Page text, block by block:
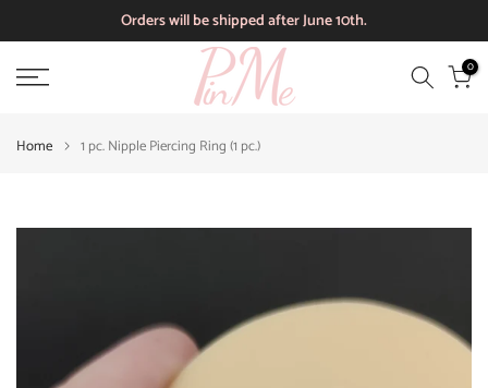
to
content
Orders will be shipped after June 10th.
0
Home 1 pc. Nipple Piercing Ring (1 pc.)